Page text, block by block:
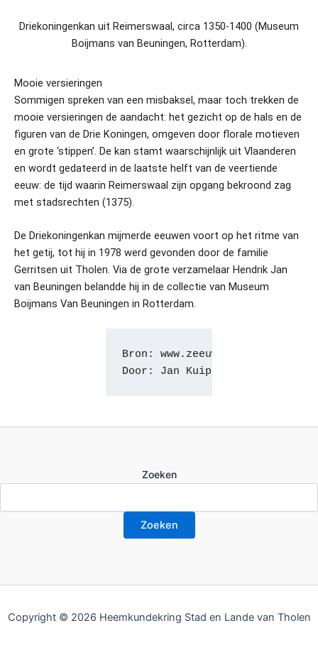
Driekoningenkan uit Reimerswaal, circa 1350-1400 (Museum
Boijmans van Beuningen, Rotterdam).
Mooie versieringen
Sommigen spreken van een misbaksel, maar toch trekken de
mooie versieringen de aandacht: het gezicht op de hals en de
figuren van de Drie Koningen, omgeven door florale motieven
en grote ‘stippen’. De kan stamt waarschijnlijk uit Vlaanderen
en wordt gedateerd in de laatste helft van de veertiende
eeuw: de tijd waarin Reimerswaal zijn opgang bekroond zag
met stadsrechten (1375).
De Driekoningenkan mijmerde eeuwen voort op het ritme van
het getij, tot hij in 1978 werd gevonden door de familie
Gerritsen uit Tholen. Via de grote verzamelaar Hendrik Jan
van Beuningen belandde hij in de collectie van Museum
Boijmans Van Beuningen in Rotterdam.
Bron: www.zeeuwseankers.nl
Door: Jan Kuipers
Zoeken
Zoeken
Copyright © 2026 Heemkundekring Stad en Lande van Tholen